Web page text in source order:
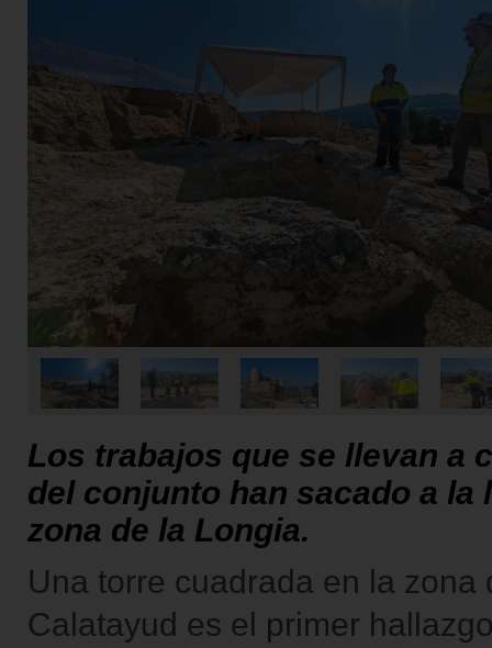
Los trabajos que se llevan a
del conjunto han sacado a
zona de la Longia.
Una torre cuadrada en la
Calatayud es el primer